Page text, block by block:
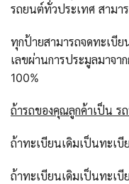
รถยนต์ทั่วประเทศ สามา
ทุกป้ายสามารถจดทะเบีย
เลขผ่านการประมูลมาจา
100%
ถ้ารถของคุณลูกค้าเป็น ร
ถ้าทะเบียนเดิมเป็นทะเ
ถ้าทะเบียนเดิมเป็นทะเ